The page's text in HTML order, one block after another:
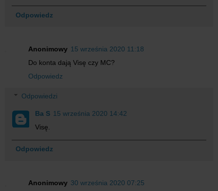
Odpowiedz
Anonimowy 15 września 2020 11:18
Do konta dają Visę czy MC?
Odpowiedz
Odpowiedzi
Ba S 15 września 2020 14:42
Visę.
Odpowiedz
Anonimowy 30 września 2020 07:25